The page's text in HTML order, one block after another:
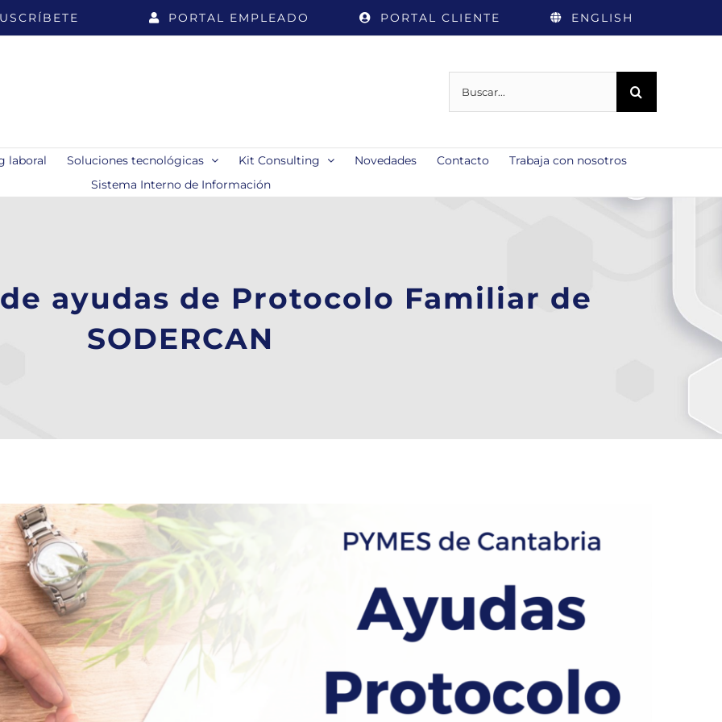
PORTAL EMPLEADO PORTAL CLIENTE ENGLISH
laboral Soluciones tecnológicas Kit Consulting Novedades Contacto
Trabaja con nosotros
Sistema Interno de Información
ayudas de Protocolo Familiar de
SODERCAN